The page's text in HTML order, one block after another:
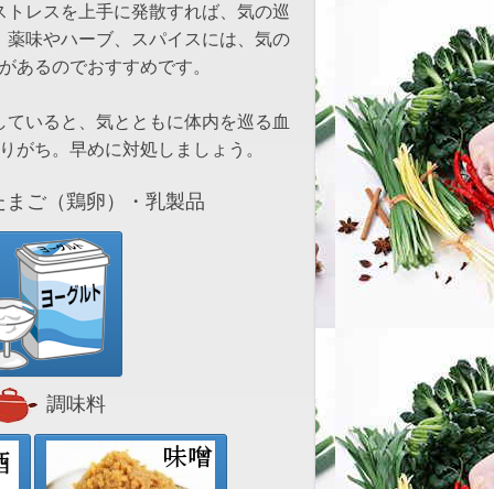
レスを上手に発散すれば、気の巡
味やハーブ、スパイスには、気の
あるのでおすすめです。
いると、気とともに体内を巡る血
がち。早めに対処しましょう。
ご（鶏卵）・乳製品
調味料